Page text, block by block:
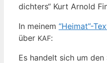
dich­ters“ Kurt Arnold
In mei­nem “Heimat”-
über KAF:
Es han­delt sich um